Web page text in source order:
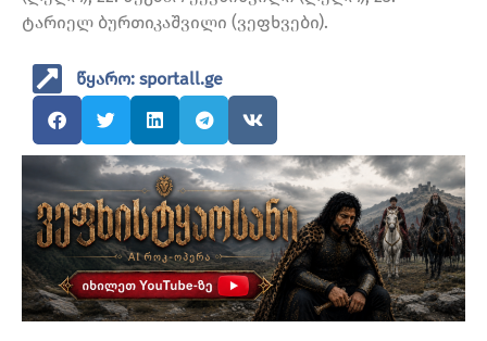
ტარიელ ბურთიკაშვილი (ვეფხვები).
წყარო: sportall.ge